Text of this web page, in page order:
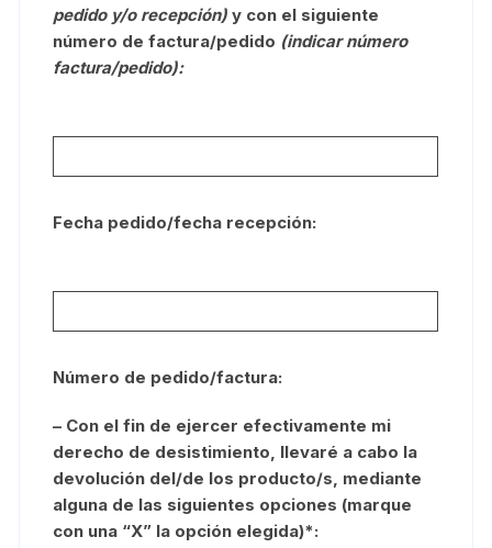
pedido y/o recepción) y con el siguiente
número de factura/pedido (indicar número
factura/pedido):
Fecha pedido/fecha recepción:
Número de pedido/factura:
– Con el fin de ejercer efectivamente mi
derecho de desistimiento, llevaré a cabo la
devolución del/de los producto/s, mediante
alguna de las siguientes opciones (marque
con una “X” la opción elegida)*: